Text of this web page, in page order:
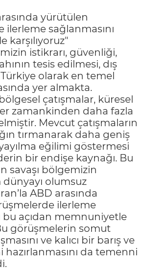
yürütülen
ilerleme sağlanmasını
karşılıyoruz"
istikrarı, güvenliği,
tesis edilmesi, dış
Türkiye olarak en temel
yer almakta.
çatışmalar, küresel
zamankinden daha fazla
Mevcut çatışmaların
tırmanarak daha geniş
eğilimi göstermesi
bir endişe kaynağı. Bu
savaşı bölgemizin
olumsuz
ABD arasında
ilerleme
bu açıdan memnuniyetle
görüşmelerin somut
ve kalıcı bir barış ve
da temenni